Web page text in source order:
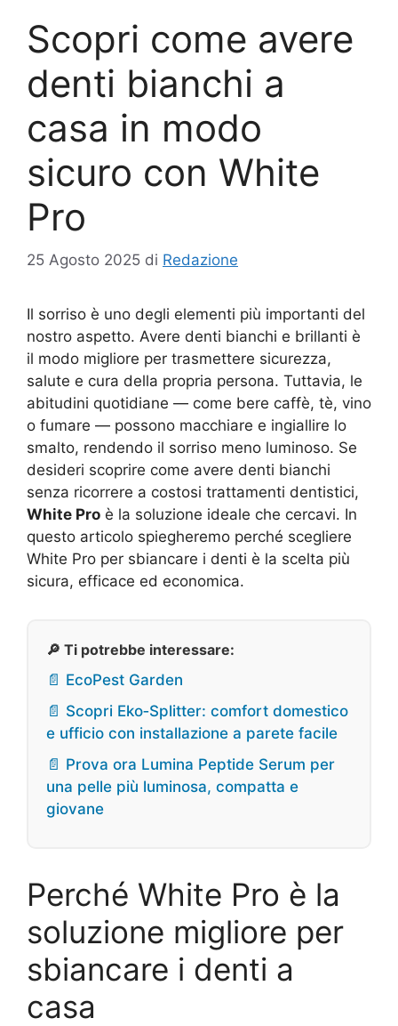
Scopri come avere
denti bianchi a
casa in modo
sicuro con White
Pro
25 Agosto 2025 di Redazione
Il sorriso è uno degli elementi più importanti del
nostro aspetto. Avere denti bianchi e brillanti è
il modo migliore per trasmettere sicurezza,
salute e cura della propria persona. Tuttavia, le
abitudini quotidiane — come bere caffè, tè, vino
o fumare — possono macchiare e ingiallire lo
smalto, rendendo il sorriso meno luminoso. Se
desideri scoprire come avere denti bianchi
senza ricorrere a costosi trattamenti dentistici,
White Pro è la soluzione ideale che cercavi. In
questo articolo spiegheremo perché scegliere
White Pro per sbiancare i denti è la scelta più
sicura, efficace ed economica.
🔎 Ti potrebbe interessare:
📄 EcoPest Garden
📄 Scopri Eko‑Splitter: comfort domestico
e ufficio con installazione a parete facile
📄 Prova ora Lumina Peptide Serum per
una pelle più luminosa, compatta e
giovane
Perché White Pro è la
soluzione migliore per
sbiancare i denti a
casa